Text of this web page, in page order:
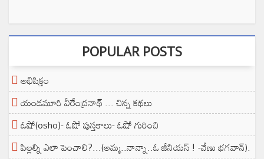
POPULAR POSTS
అభిషిక్తం
యండమూరి వీరేంద్రనాథ్ ... చిన్న కథలు
ఓషో(osho)- ఓషో పుస్తకాలు- ఓషో గురించి
పిల్లల్ని ఎలా పెంచాలి?...(అమ్మ..నాన్నా..ఓ జీనియస్ ! -వేణు భగవాన్).